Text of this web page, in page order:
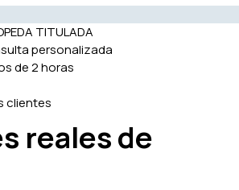
TITULADA
personalizada
de 2 horas
clientes
reales de